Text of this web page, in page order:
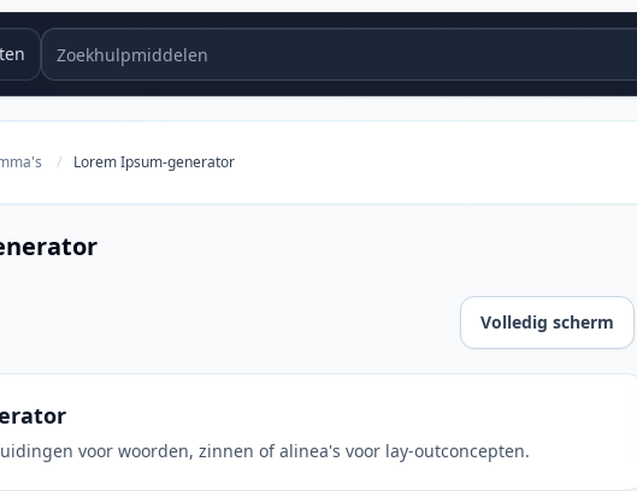
Zoekhulpmiddelen
/ Lorem Ipsum-generator
Volledig scherm
voor woorden, zinnen of alinea's voor lay-outconcepten.